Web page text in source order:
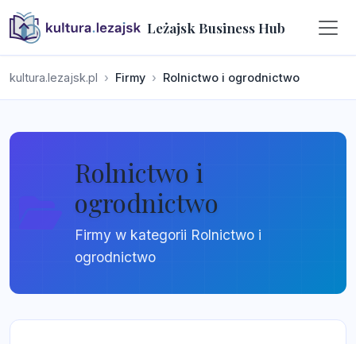
Leżajsk Business Hub
kultura.lezajsk.pl Firmy Rolnictwo i ogrodnictwo
Rolnictwo i
ogrodnictwo
Firmy w kategorii Rolnictwo i
ogrodnictwo